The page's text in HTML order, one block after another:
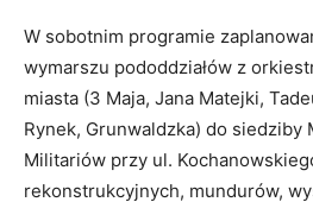
W sobotnim programie
wymarszu pododdziałów z
miasta (3 Maja, Jana Matejki,
Rynek, Grunwaldzka) do siedziby
Militariów przy ul.
rekonstrukcyjnych, mundurów,